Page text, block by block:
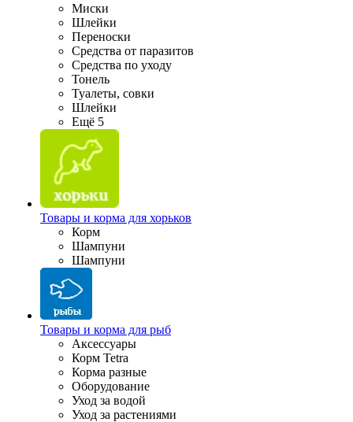
Миски
Шлейки
Переноски
Средства от паразитов
Средства по уходу
Тонель
Туалеты, совки
Шлейки
Ещё 5
Товары и корма для хорьков
Корм
Шампуни
Шампуни
Товары и корма для рыб
Аксессуары
Корм Tetra
Корма разные
Оборудование
Уход за водой
Уход за растениями